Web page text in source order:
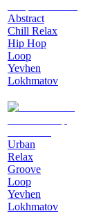
Abstract
Chill Relax
Hip Hop
Loop
Yevhen
Lokhmatov
Urban
Relax
Groove
Loop
Yevhen
Lokhmatov